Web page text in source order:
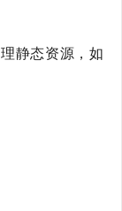
静态资源，如